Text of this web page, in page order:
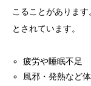
こることがありま
とされています。
疲労や睡眠不足
風邪・発熱など